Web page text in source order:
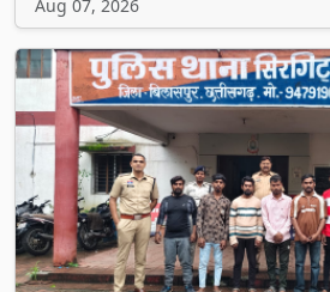
Aug 07, 2026